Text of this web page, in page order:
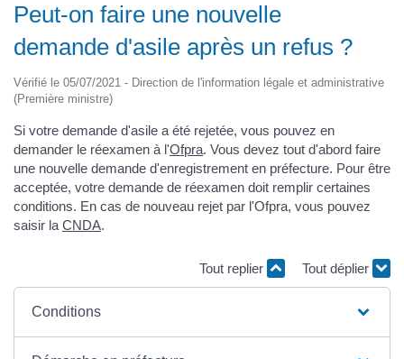
Peut-on faire une nouvelle
demande d'asile après un refus ?
Vérifié le 05/07/2021 - Direction de l'information légale et administrative
(Première ministre)
Si votre demande d'asile a été rejetée, vous pouvez en
demander le réexamen à l'Ofpra. Vous devez tout d'abord faire
une nouvelle demande d'enregistrement en préfecture. Pour être
acceptée, votre demande de réexamen doit remplir certaines
conditions. En cas de nouveau rejet par l'Ofpra, vous pouvez
saisir la CNDA.
Tout replier Tout déplier
Conditions